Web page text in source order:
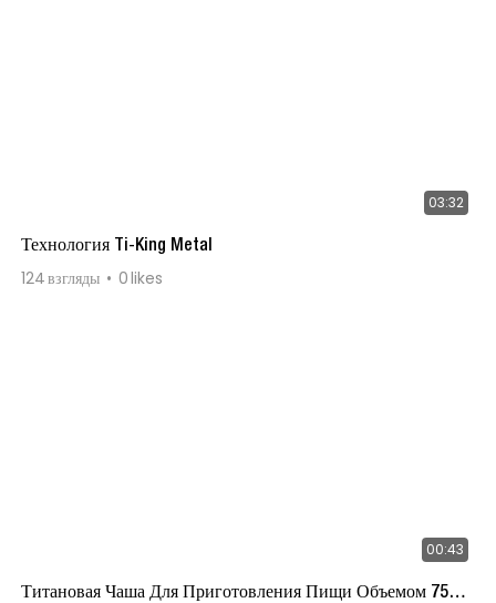
03:32
Технология Ti-King Metal
124взгляды 0likes
00:43
Титановая Чаша Для Приготовления Пищи Объемом 750